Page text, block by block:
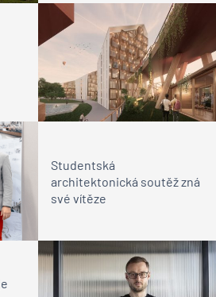
Studentská
architektonická soutěž zná
své vítěze